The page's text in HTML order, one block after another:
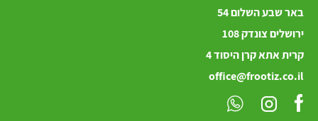
באר שבע השלום 54
ירושליםצונדק
קרית אתא קרן היסוד 4
office@frootiz.co.il